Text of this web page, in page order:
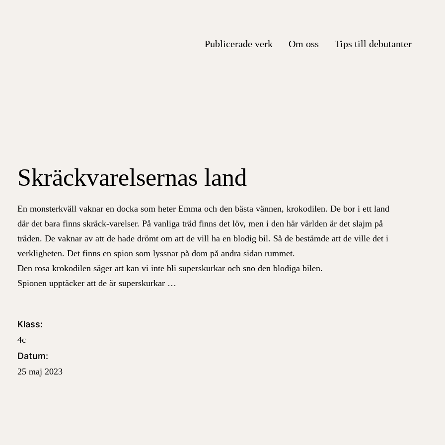
Publicerade verk Om oss Tips till debutanter
Skräckvarelsernas land
En monsterkväll vaknar en docka som heter Emma och den bästa vännen, krokodilen. De bor i ett land
där det bara finns skräck-varelser. På vanliga träd finns det löv, men i den här världen är det slajm på
träden. De vaknar av att de hade drömt om att de vill ha en blodig bil. Så de bestämde att de ville det i
verkligheten. Det finns en spion som lyssnar på dom på andra sidan rummet.
Den rosa krokodilen säger att kan vi inte bli superskurkar och sno den blodiga bilen.
Spionen upptäcker att de är superskurkar …
Klass:
4c
Datum:
25 maj 2023